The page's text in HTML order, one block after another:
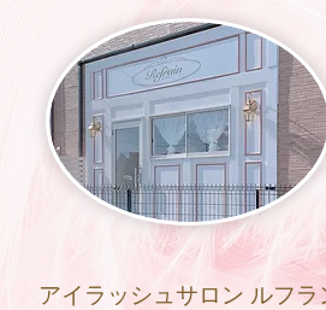
アイラッシュサロン ルフラ